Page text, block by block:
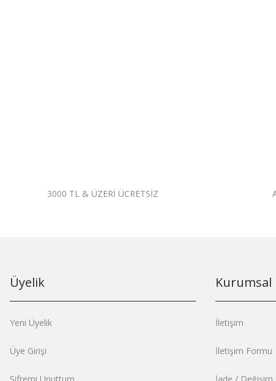
3000 TL & ÜZERİ ÜCRETSİZ
Üyelik
Yeni Üyelik
Üye Girişi
Kurumsal
İletişim
İletişim Formu